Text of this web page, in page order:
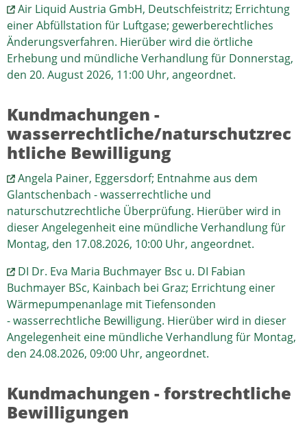
Air Liquid Austria GmbH, Deutschfeistritz; Errichtung
einer Abfüllstation für Luftgase; gewerberechtliches
Änderungsverfahren. Hierüber wird die örtliche
Erhebung und mündliche Verhandlung für Donnerstag,
den 20. August 2026, 11:00 Uhr, angeordnet.
Kundmachungen -
wasserrechtliche/naturschutzrec
htliche Bewilligung
Angela Painer, Eggersdorf; Entnahme aus dem
Glantschenbach - wasserrechtliche und
naturschutzrechtliche Überprüfung. Hierüber wird in
dieser Angelegenheit eine mündliche Verhandlung für
Montag, den 17.08.2026, 10:00 Uhr, angeordnet.
DI Dr. Eva Maria Buchmayer Bsc u. DI Fabian
Buchmayer BSc, Kainbach bei Graz; Errichtung einer
Wärmepumpenanlage mit Tiefensonden
- wasserrechtliche Bewilligung. Hierüber wird in dieser
Angelegenheit eine mündliche Verhandlung für Montag,
den 24.08.2026, 09:00 Uhr, angeordnet.
Kundmachungen - forstrechtliche
Bewilligungen